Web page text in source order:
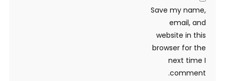
Save my name,
email, and
website in this
browser for the
next time I
comment.